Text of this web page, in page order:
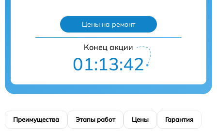
Цены на ремонт
Конец акции
01:13:41
Преимущества Этапы работ Цены Гарантия